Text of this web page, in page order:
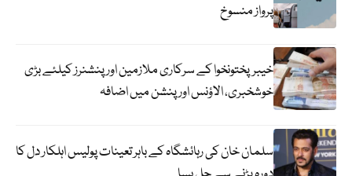
پرواز منسوخ
خیبرپختونخوا کے سرکاری ملازمین اور پنشنرز کیلئے بڑی
خوشخبری، الاؤنس اور پنشن میں اضافہ
سلمان خان کی رہائشگاہ کے باہر تعینات پولیس اہلکار دل کا